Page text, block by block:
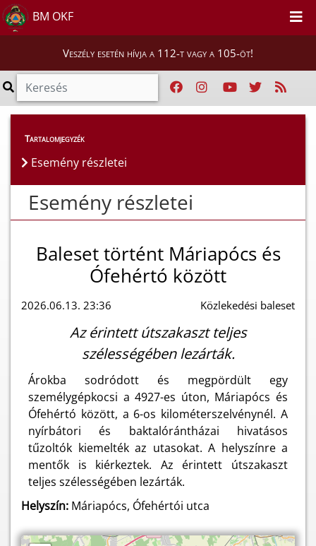
BM OKF
Veszély esetén hívja a 112-t vagy a 105-öt!
Esemény részletei
Tartalomjegyzék
Esemény részletei
Esemény részletei
Baleset történt Máriapócs és
Ófehértó között
2026.06.13. 23:36 Közlekedési baleset
Az érintett útszakaszt teljes
szélességében lezárták.
Árokba sodródott és megpördült egy
személygépkocsi a 4927-es úton, Máriapócs és
Ófehértó között, a 6-os kilométerszelvénynél. A
nyírbátori és baktalórántházai hivatásos
tűzoltók kiemelték az utasokat. A helyszínre a
mentők is kiérkeztek. Az érintett útszakaszt
teljes szélességében lezárták.
Helyszín: Máriapócs, Ófehértói utca